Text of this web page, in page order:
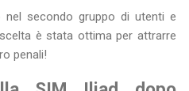
nel secondo gruppo di utenti e
è stata ottima per attrarre
penali!